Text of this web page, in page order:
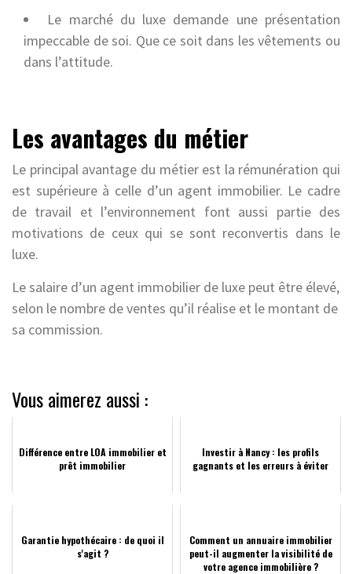
Le marché du luxe demande une présentation
impeccable de soi. Que ce soit dans les vêtements ou
dans l’attitude.
Les avantages du métier
Le principal avantage du métier est la rémunération qui
est supérieure à celle d’un agent immobilier. Le cadre
de travail et l’environnement font aussi partie des
motivations de ceux qui se sont reconvertis dans le
luxe.
Le salaire d’un agent immobilier de luxe peut être élevé,
selon le nombre de ventes qu’il réalise et le montant de
sa commission.
Vous aimerez aussi :
Différence entre LOA immobilier et
prêt immobilier
Investir à Nancy : les profils
gagnants et les erreurs à éviter
Garantie hypothécaire : de quoi il
s'agit ?
Comment un annuaire immobilier
peut-il augmenter la visibilité de
votre agence immobilière ?